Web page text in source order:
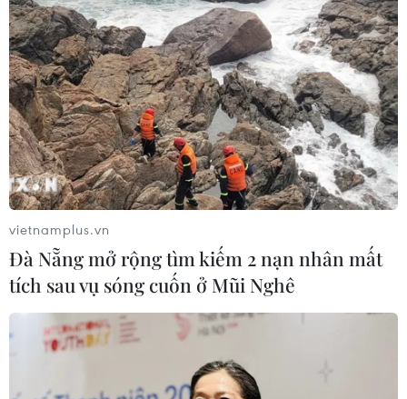
vietnamplus.vn
Đà Nẵng mở rộng tìm kiếm 2 nạn nhân mất
tích sau vụ sóng cuốn ở Mũi Nghê